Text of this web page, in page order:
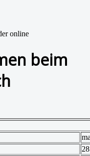
online
beim